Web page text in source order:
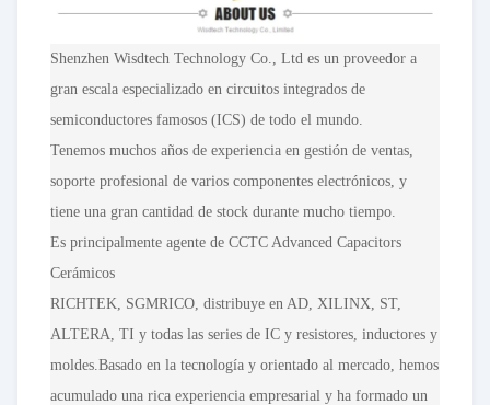
Shenzhen Wisdtech Technology Co., Ltd es un proveedor a
gran escala especializado en circuitos integrados de
semiconductores famosos (ICS) de todo el mundo.
Tenemos muchos años de experiencia en gestión de ventas,
soporte profesional de varios componentes electrónicos, y
tiene una gran cantidad de stock durante mucho tiempo.
Es principalmente agente de CCTC Advanced Capacitors
Cerámicos
RICHTEK, SGMRICO, distribuye en AD, XILINX, ST,
ALTERA, TI y todas las series de IC y resistores, inductores y
moldes.Basado en la tecnología y orientado al mercado, hemos
acumulado una rica experiencia empresarial y ha formado un